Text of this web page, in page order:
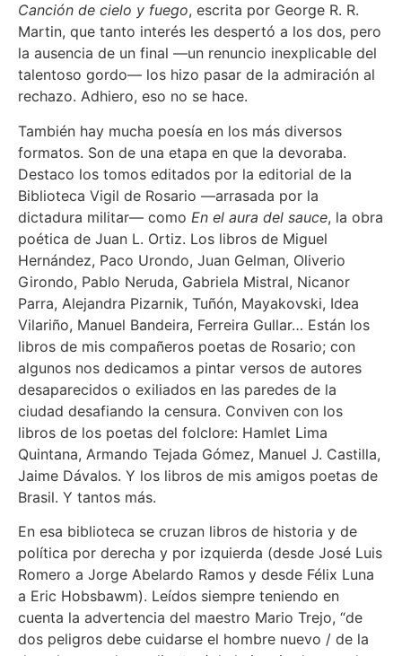
Canción de cielo y fuego, escrita por George R. R.
Martin, que tanto interés les despertó a los dos, pero
la ausencia de un final —un renuncio inexplicable del
talentoso gordo— los hizo pasar de la admiración al
rechazo. Adhiero, eso no se hace.
También hay mucha poesía en los más diversos
formatos. Son de una etapa en que la devoraba.
Destaco los tomos editados por la editorial de la
Biblioteca Vigil de Rosario —arrasada por la
dictadura militar— como En el aura del sauce, la obra
poética de Juan L. Ortiz. Los libros de Miguel
Hernández, Paco Urondo, Juan Gelman, Oliverio
Girondo, Pablo Neruda, Gabriela Mistral, Nicanor
Parra, Alejandra Pizarnik, Tuñón, Mayakovski, Idea
Vilariño, Manuel Bandeira, Ferreira Gullar… Están los
libros de mis compañeros poetas de Rosario; con
algunos nos dedicamos a pintar versos de autores
desaparecidos o exiliados en las paredes de la
ciudad desafiando la censura. Conviven con los
libros de los poetas del folclore: Hamlet Lima
Quintana, Armando Tejada Gómez, Manuel J. Castilla,
Jaime Dávalos. Y los libros de mis amigos poetas de
Brasil. Y tantos más.
En esa biblioteca se cruzan libros de historia y de
política por derecha y por izquierda (desde José Luis
Romero a Jorge Abelardo Ramos y desde Félix Luna
a Eric Hobsbawm). Leídos siempre teniendo en
cuenta la advertencia del maestro Mario Trejo, “de
dos peligros debe cuidarse el hombre nuevo / de la